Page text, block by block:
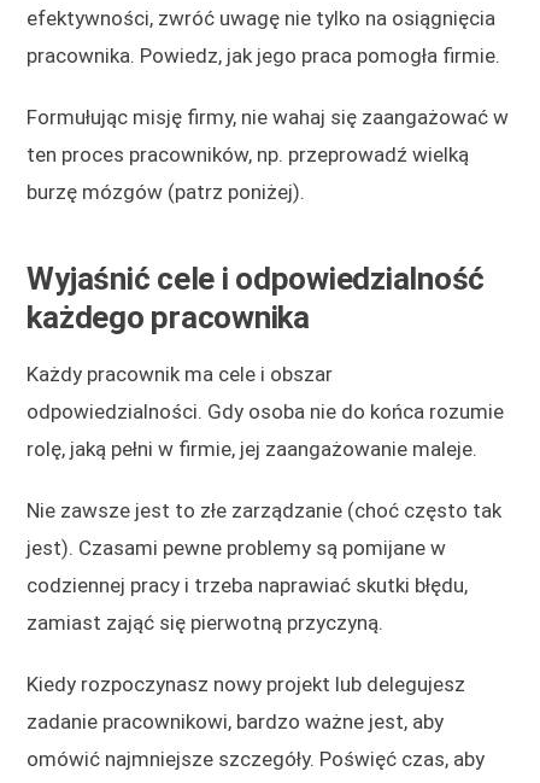
efektywności, zwróć uwagę nie tylko na osiągnięcia
pracownika. Powiedz, jak jego praca pomogła firmie.
Formułując misję firmy, nie wahaj się zaangażować w
ten proces pracowników, np. przeprowadź wielką
burzę mózgów (patrz poniżej).
Wyjaśnić cele i odpowiedzialność
każdego pracownika
Każdy pracownik ma cele i obszar
odpowiedzialności. Gdy osoba nie do końca rozumie
rolę, jaką pełni w firmie, jej zaangażowanie maleje.
Nie zawsze jest to złe zarządzanie (choć często tak
jest). Czasami pewne problemy są pomijane w
codziennej pracy i trzeba naprawiać skutki błędu,
zamiast zająć się pierwotną przyczyną.
Kiedy rozpoczynasz nowy projekt lub delegujesz
zadanie pracownikowi, bardzo ważne jest, aby
omówić najmniejsze szczegóły. Poświęć czas, aby